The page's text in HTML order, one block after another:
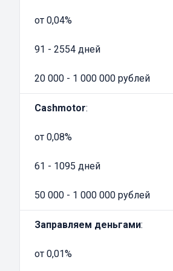
средства для масштабирования
от 0,04%
91 - 2554 дней
20 000 - 1 000 000 рублей
Cashmotor:
от 0,08%
61 - 1095 дней
50 000 - 1 000 000 рублей
Заправляем деньгами:
от 0,01%